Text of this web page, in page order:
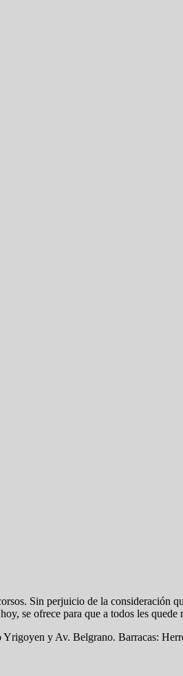
Sin perjuicio de la consideración
se ofrece para que a todos les quede
y Av. Belgrano. Barracas: